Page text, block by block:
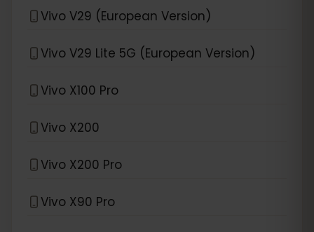
Vivo V29 (European Version)
Vivo V29 Lite 5G (European Version)
Vivo X100 Pro
Vivo X200
Vivo X200 Pro
Vivo X90 Pro